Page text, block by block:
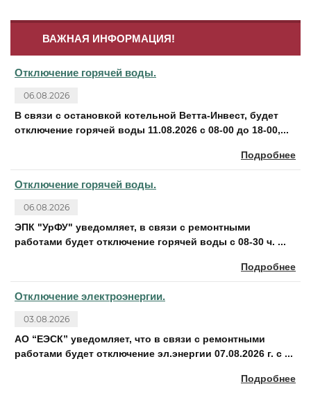
ВАЖНАЯ ИНФОРМАЦИЯ!
Отключение горячей воды.
06.08.2026
В связи с остановкой котельной Ветта-Инвест, будет
отключение горячей воды 11.08.2026 с 08-00 до 18-00,...
Подробнее
Отключение горячей воды.
06.08.2026
ЭПК "УрФУ" уведомляет, в связи с ремонтными
работами будет отключение горячей воды с 08-30 ч. ...
Подробнее
Отключение электроэнергии.
03.08.2026
АО “ЕЭСК” уведомляет, что в связи с ремонтными
работами будет отключение эл.энергии 07.08.2026 г. с ...
Подробнее